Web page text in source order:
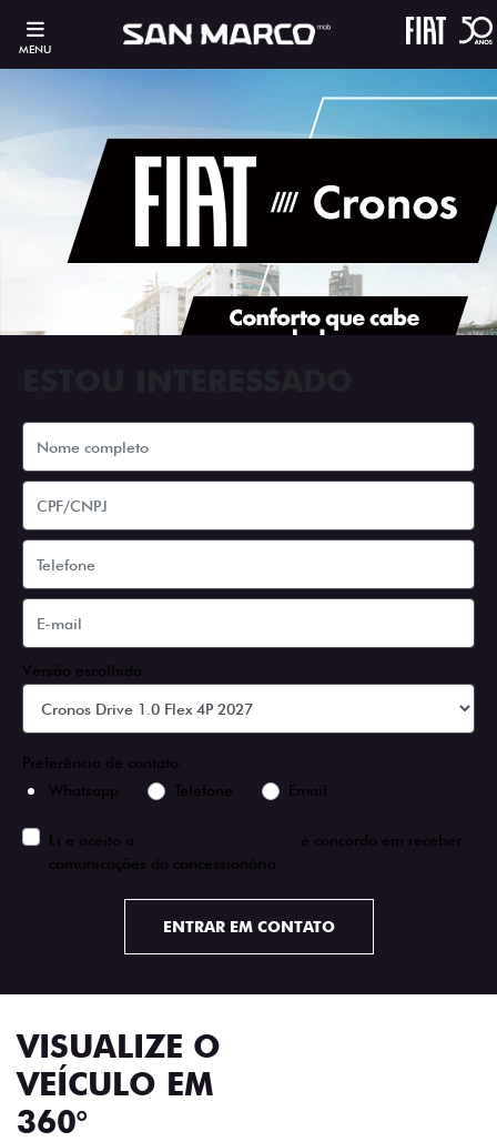
MENU
Versão escolhida
Preferência de contato:
Whatsapp
Telefone Email
Li e aceito a
e concordo em receber
comunicações da concessionária.
ENTRAR EM CONTATO
VISUALIZE O
VEÍCULO EM
360°